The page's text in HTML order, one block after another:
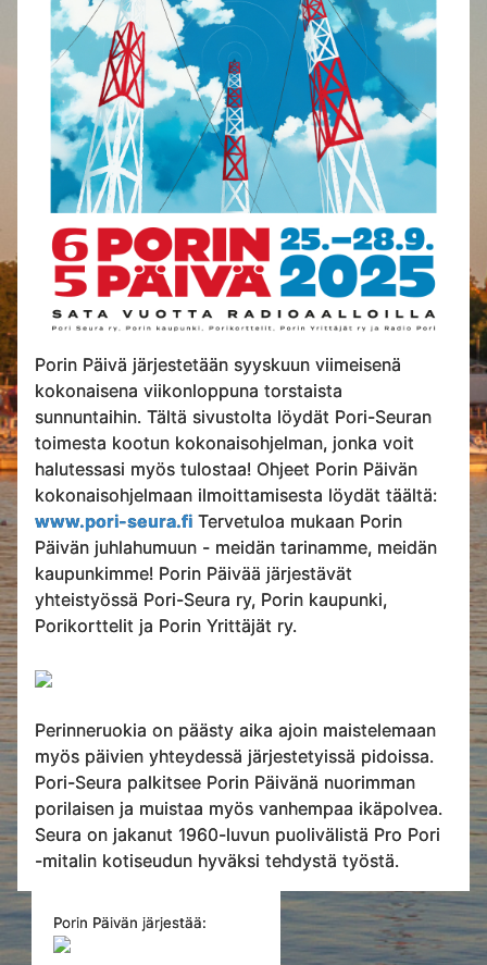
Porin Päivä järjestetään syyskuun viimeisenä
kokonaisena viikonloppuna torstaista
sunnuntaihin. Tältä sivustolta löydät Pori-Seuran
toimesta kootun kokonaisohjelman, jonka voit
halutessasi myös tulostaa! Ohjeet Porin Päivän
kokonaisohjelmaan ilmoittamisesta löydät täältä:
www.pori-seura.fi Tervetuloa mukaan Porin
Päivän juhlahumuun - meidän tarinamme, meidän
kaupunkimme! Porin Päivää järjestävät
yhteistyössä Pori-Seura ry, Porin kaupunki,
Porikorttelit ja Porin Yrittäjät ry.
Perinneruokia on päästy aika ajoin maistelemaan
myös päivien yhteydessä järjestetyissä pidoissa.
Pori-Seura palkitsee Porin Päivänä nuorimman
porilaisen ja muistaa myös vanhempaa ikäpolvea.
Seura on jakanut 1960-luvun puolivälistä Pro Pori
-mitalin kotiseudun hyväksi tehdystä työstä.
Porin Päivän järjestää: